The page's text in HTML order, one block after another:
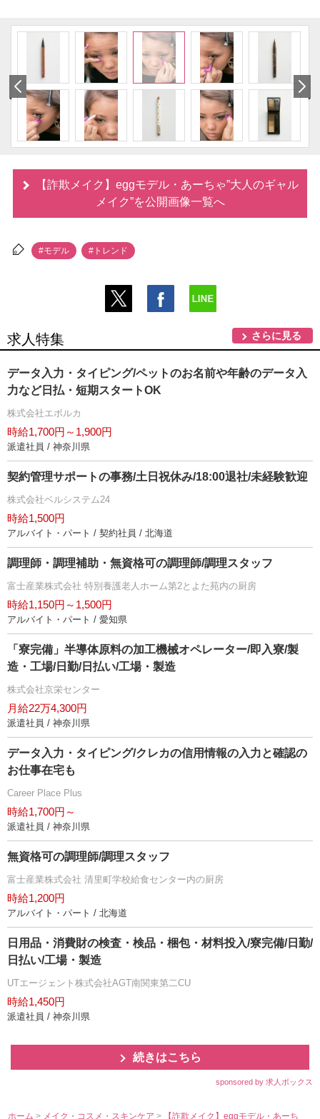
【詐欺メイク】eggモデル・あーちゃ”大人のギャル
メイク”を公開画像一覧へ
#モデル #トレンド
求人特集 さらに見る
データ入力・タイピング/ペットのお名前や年齢のデータ入
力など日払・短期スタートOK
株式会社エボルカ
時給1,700円～1,900円
派遣社員 / 神奈川県
契約管理サポートの事務/土日祝休み/18:00退社/未経験歓迎
株式会社ベルシステム24
時給1,500円
アルバイト・パート / 契約社員 / 北海道
調理師・調理補助・無資格可の調理師/調理スタッフ
富士産業株式会社 特別養護老人ホーム第2とよた苑内の厨房
時給1,150円～1,500円
アルバイト・パート / 愛知県
「寮完備」半導体原料の加工機械オペレーター/即入寮/製
造・工場/日勤/日払い/工場・製造
株式会社京栄センター
月給22万4,300円
派遣社員 / 神奈川県
データ入力・タイピング/クレカの信用情報の入力と確認の
お仕事在宅も
Career Place Plus
時給1,700円～
派遣社員 / 神奈川県
無資格可の調理師/調理スタッフ
富士産業株式会社 清里町学校給食センター内の厨房
時給1,200円
アルバイト・パート / 北海道
日用品・消費財の検査・検品・梱包・材料投入/寮完備/日勤/
日払い/工場・製造
UTエージェント株式会社AGT南関東第二CU
時給1,450円
派遣社員 / 神奈川県
続きはこちら
sponsored by 求人ボックス
ホーム > メイク・コスメ・スキンケア> 【詐欺メイク】eggモデル・あーち